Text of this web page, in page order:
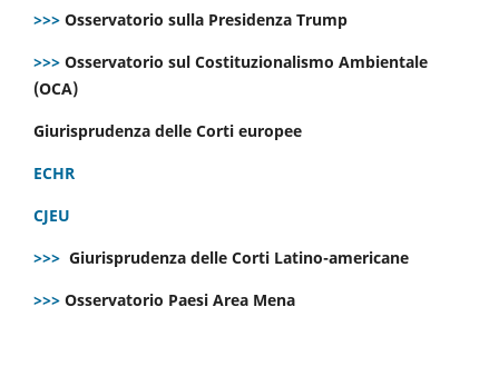
>>> Osservatorio sulla Presidenza Trump
>>> Osservatorio sul Costituzionalismo Ambientale
(OCA)
Giurisprudenza delle Corti europee
ECHR
CJEU
>>> Giurisprudenza delle Corti Latino-americane
>>> Osservatorio Paesi Area Mena